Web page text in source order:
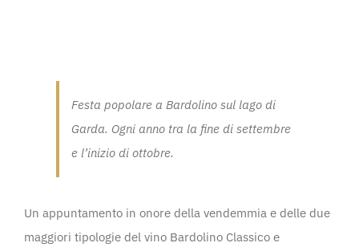
Festa popolare a Bardolino sul lago di
Garda. Ogni anno tra la fine di settembre
e l’inizio di ottobre.
Un appuntamento in onore della vendemmia e delle due
maggiori tipologie del vino Bardolino Classico e